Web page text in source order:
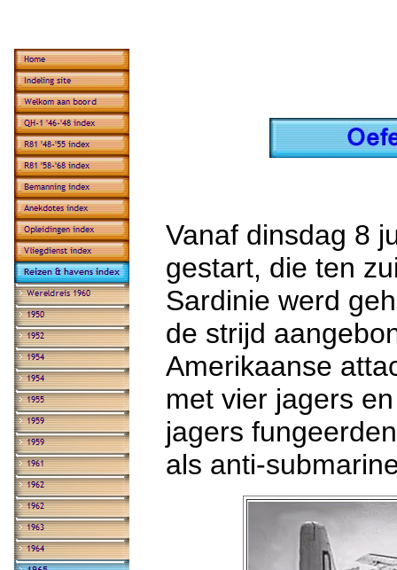
Vanaf dinsdag 8
gestart, die ten
Sardinie werd
de strijd
Amerikaanse
met vier jagers
jagers
als anti-